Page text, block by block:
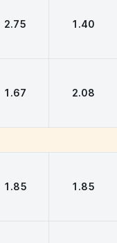
2.75 1.40
1.67 2.08
1.85 1.85